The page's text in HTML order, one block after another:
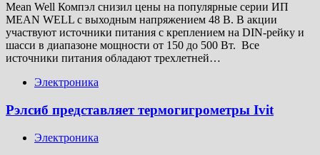
Mean Well Компэл снизил цены на популярные серии ИП
MEAN WELL с выходным напряжением 48 В. В акции
участвуют источники питания с креплением на DIN-рейку и
шасси в диапазоне мощности от 150 до 500 Вт. Все
источники питания обладают трехлетней…
Электроника
Рэлсиб представляет термогигрометры Ivit
Электроника